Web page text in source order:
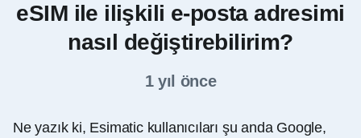
eSIM ile ilişkili e-posta adresimi
nasıl değiştirebilirim?
1 yıl önce
Ne yazık ki, Esimatic kullanıcıları şu anda Google,